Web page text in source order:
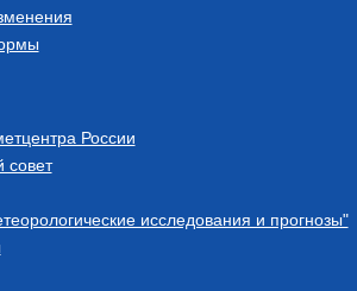
России
совет
исследования и прогнозы"